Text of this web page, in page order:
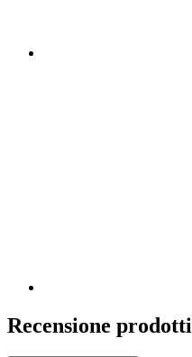
Recensione prodotti